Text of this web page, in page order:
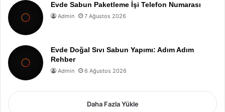
Evde Sabun Paketleme İşi Telefon Numarası
Admin 7 Ağustos 2026
Evde Doğal Sıvı Sabun Yapımı: Adım Adım
Rehber
Admin 6 Ağustos 2026
Daha Fazla Yükle